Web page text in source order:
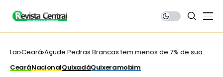
Lar Ceará Açude Pedras Brancas tem menos de 7% de sua
água, assista na RC TV
CearáNacionalQuixadáQuixeramobim